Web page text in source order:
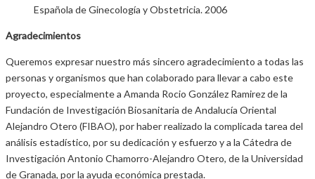
Española de Ginecología y Obstetricia. 2006
Agradecimientos
Queremos expresar nuestro más sincero agradecimiento a todas las
personas y organismos que han colaborado para llevar a cabo este
proyecto, especialmente a Amanda Rocio González Ramirez de la
Fundación de Investigación Biosanitaria de Andalucía Oriental
Alejandro Otero (FIBAO), por haber realizado la complicada tarea del
análisis estadístico, por su dedicación y esfuerzo y a la Cátedra de
Investigación Antonio Chamorro-Alejandro Otero, de la Universidad
de Granada, por la ayuda económica prestada.